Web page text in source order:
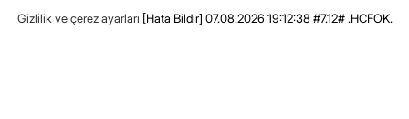
Gizlilik ve çerez ayarları [Hata Bildir] 07.08.2026 19:12:38 #7.12# .HCFOK.